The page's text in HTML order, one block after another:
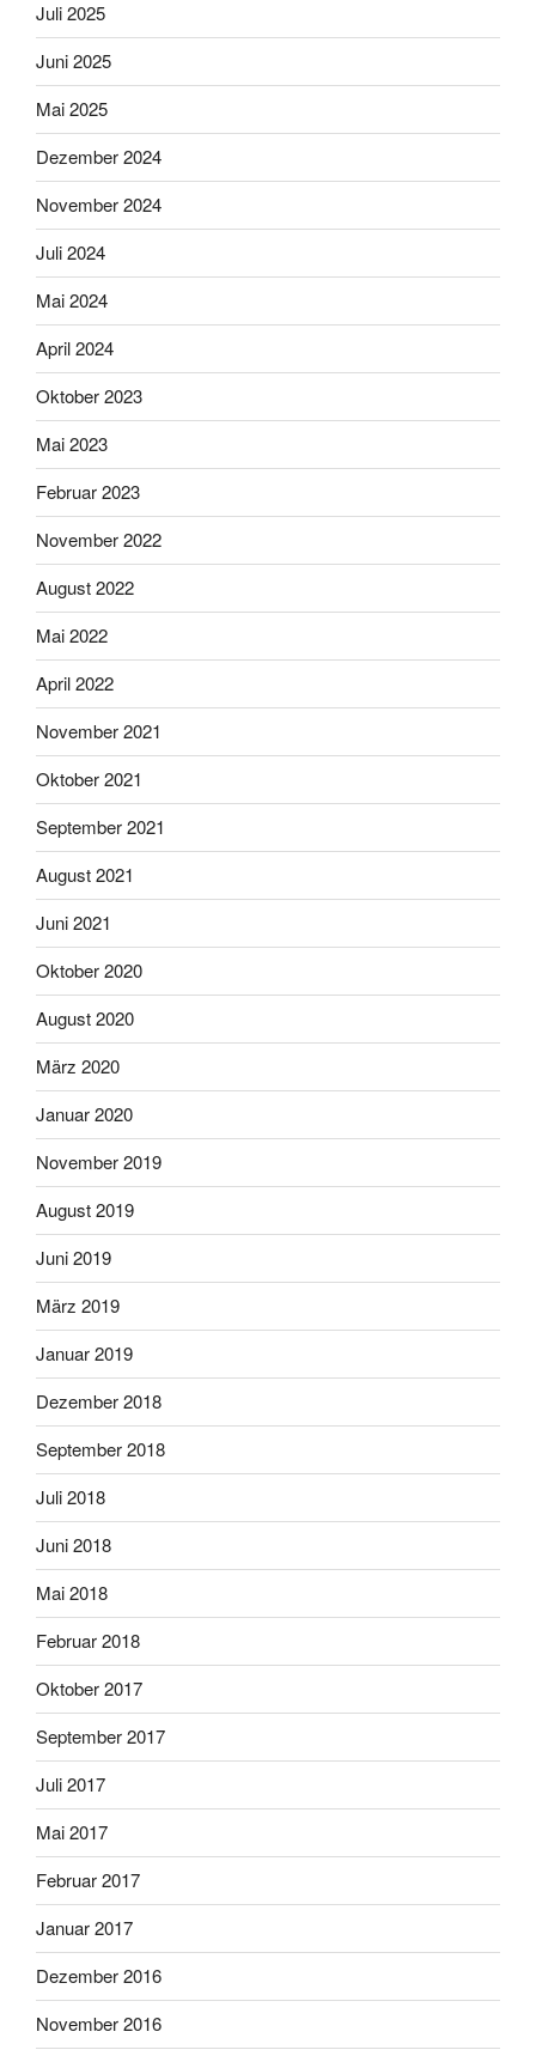
Juli 2025
Juni 2025
Mai 2025
Dezember 2024
November 2024
Juli 2024
Mai 2024
April 2024
Oktober 2023
Mai 2023
Februar 2023
November 2022
August 2022
Mai 2022
April 2022
November 2021
Oktober 2021
September 2021
August 2021
Juni 2021
Oktober 2020
August 2020
März 2020
Januar 2020
November 2019
August 2019
Juni 2019
März 2019
Januar 2019
Dezember 2018
September 2018
Juli 2018
Juni 2018
Mai 2018
Februar 2018
Oktober 2017
September 2017
Juli 2017
Mai 2017
Februar 2017
Januar 2017
Dezember 2016
November 2016